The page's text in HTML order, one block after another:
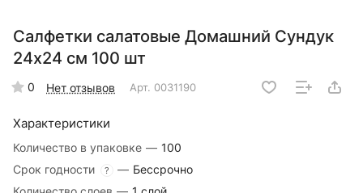
Салфетки салатовые Домашний Сундук
24x24 см 100 шт
0 Нет отзывов Арт. 0031190
Характеристики
Количество в упаковке — 100
Срок годности
? — Бессрочно